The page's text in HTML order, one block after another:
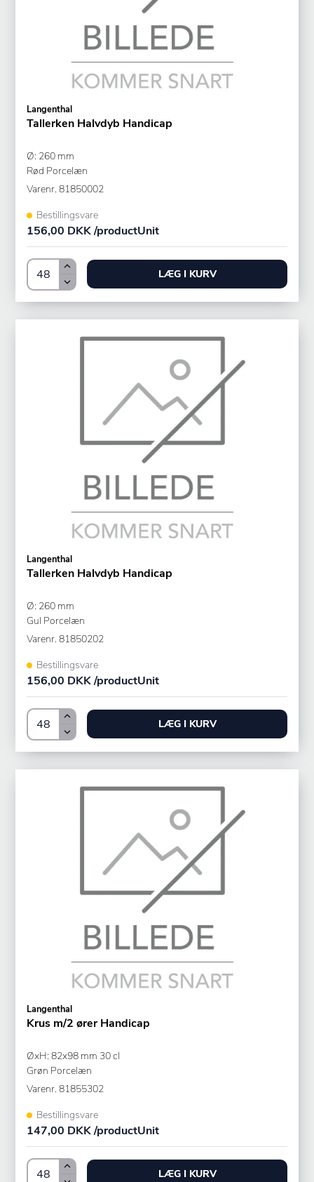
Langenthal
Tallerken Halvdyb Handicap
Ø: 260 mm
Rød Porcelæn
Varenr. 81850002
Bestillingsvare
156,00 DKK /productUnit
LÆG I KURV
Langenthal
Tallerken Halvdyb Handicap
Ø: 260 mm
Gul Porcelæn
Varenr. 81850202
Bestillingsvare
156,00 DKK /productUnit
LÆG I KURV
Langenthal
Krus m/2 ører Handicap
ØxH: 82x98 mm 30 cl
Grøn Porcelæn
Varenr. 81855302
Bestillingsvare
147,00 DKK /productUnit
LÆG I KURV